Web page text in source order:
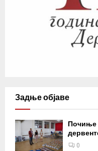
Задње објаве
Почиње
0